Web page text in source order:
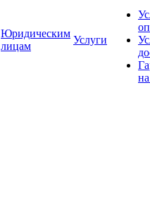
Юридическим
лицам
Услуги